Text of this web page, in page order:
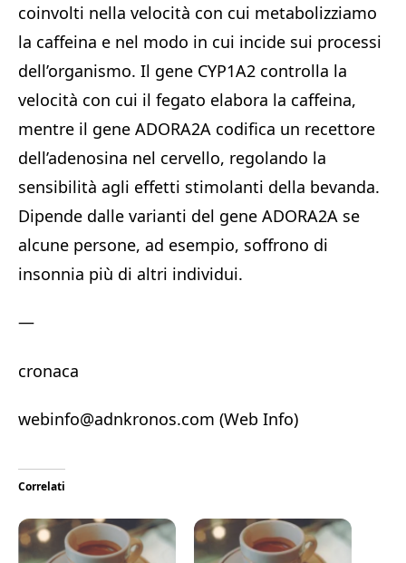
coinvolti nella velocità con cui metabolizziamo
la caffeina e nel modo in cui incide sui processi
dell’organismo. Il gene CYP1A2 controlla la
velocità con cui il fegato elabora la caffeina,
mentre il gene ADORA2A codifica un recettore
dell’adenosina nel cervello, regolando la
sensibilità agli effetti stimolanti della bevanda.
Dipende dalle varianti del gene ADORA2A se
alcune persone, ad esempio, soffrono di
insonnia più di altri individui.
—
cronaca
webinfo@adnkronos.com (Web Info)
Correlati